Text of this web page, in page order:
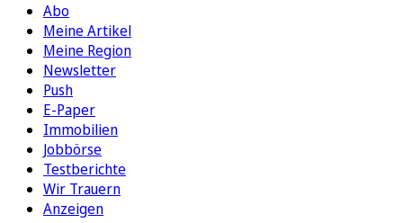
Abo
Meine Artikel
Meine Region
Newsletter
Push
E-Paper
Immobilien
Jobbörse
Testberichte
Wir Trauern
Anzeigen